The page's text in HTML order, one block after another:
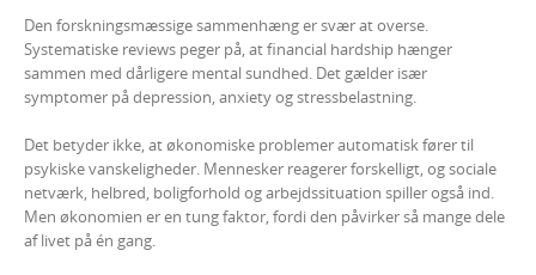
Den forskningsmæssige sammenhæng er svær at overse.
Systematiske reviews peger på, at financial hardship hænger
sammen med dårligere mental sundhed. Det gælder især
symptomer på depression, anxiety og stressbelastning.
Det betyder ikke, at økonomiske problemer automatisk fører til
psykiske vanskeligheder. Mennesker reagerer forskelligt, og sociale
netværk, helbred, boligforhold og arbejdssituation spiller også ind.
Men økonomien er en tung faktor, fordi den påvirker så mange dele
af livet på én gang.